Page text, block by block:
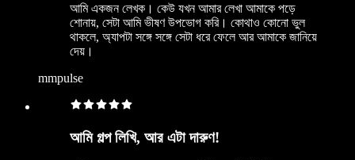
আমি একজন লেখক। কেউ যখন আমার লেখা আমাকে পড়ে
শোনায়, সেটা আমি ভীষণ উপভোগ করি। কোথাও কোনো ভুল
থাকলে, অ্যাপটা সঙ্গে সঙ্গে সেটা ধরে ফেলে আর আমাকে জানিয়ে
দেয়।
mmpulse
আমি গল্প লিখি, আর এটা দারুণ!